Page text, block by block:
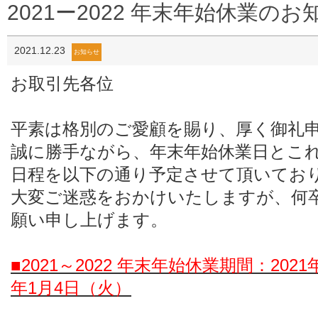
2021ー2022 年末年始休業のお
2021.12.23 お知らせ
お取引先各位
平素は格別のご愛顧を賜り、厚く御礼
誠に勝手ながら、年末年始休業日とこ
日程を以下の通り予定させて頂いてお
大変ご迷惑をおかけいたしますが、何
願い申し上げます。
■2021～2022 年末年始休業期間：2021
年1月4日（火）